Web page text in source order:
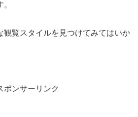
観覧スタイルを見つけてみてはいか
ポンサーリンク